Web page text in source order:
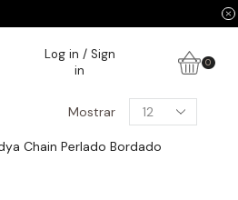
Log in / Sign
in
0
Mostrar
Products
per
page